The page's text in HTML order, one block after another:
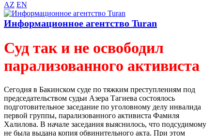
AZ EN
Информационное агентство Turan
Суд так и не освободил
парализованного активиста
Сегодня в Бакинском суде по тяжким преступлениям под
председательством судьи Азера Тагиева состоялось
подготовительное заседание по уголовному делу инвалида
первой группы, парализованного активиста Фамиля
Халилова. В начале заседания выяснилось, что подсудимому
не была выдана копия обвинительного акта. При этом